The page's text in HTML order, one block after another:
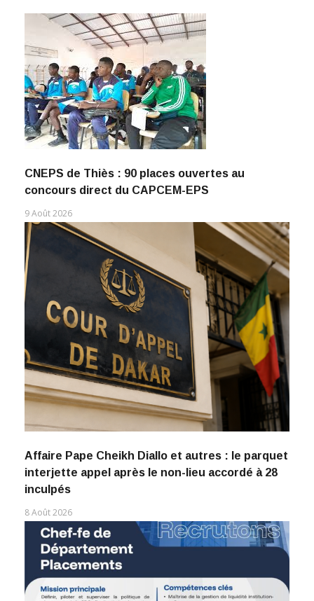
CNEPS de Thiès : 90 places ouvertes au
concours direct du CAPCEM-EPS
9 Août 2026
Affaire Pape Cheikh Diallo et autres : le parquet
interjette appel après le non-lieu accordé à 28
inculpés
8 Août 2026